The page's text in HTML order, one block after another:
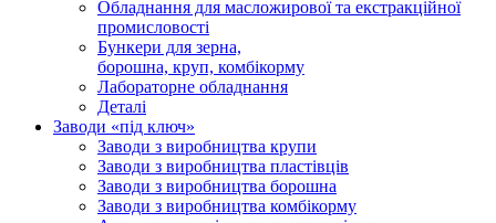
Обладнання для масложирової та екстракційної
промисловості
Бункери для зерна,
борошна, круп, комбікорму
Лабораторне обладнання
Деталі
Заводи «під ключ»
Заводи з виробництва крупи
Заводи з виробництва пластівців
Заводи з виробництва борошна
Заводи з виробництва комбікорму